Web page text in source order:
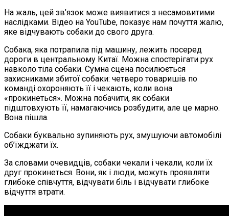
На жаль, цей зв’язок може виявитися з несамовитими
наслідками. Відео на YouTube, показує нам почуття жалю,
яке відчувають собаки до свого друга.
Собака, яка потрапила під машину, лежить посеред
дороги в центральному Китаї. Можна спостерігати рух
навколо тіла собаки. Сумна сцена посилюється
захисниками збитої собаки: четверо товаришів по
команді охороняють її і чекають, коли вона
«прокинеться». Можна побачити, як собаки
підштовхують її, намагаючись розбудити, але це марно.
Вона пішла.
Собаки буквально зупиняють рух, змушуючи автомобілі
об’їжджати їх.
За словами очевидців, собаки чекали і чекали, коли їх
друг прокинеться. Вони, як і люди, можуть проявляти
глибоке співчуття, відчувати біль і відчувати глибоке
відчуття втрати.